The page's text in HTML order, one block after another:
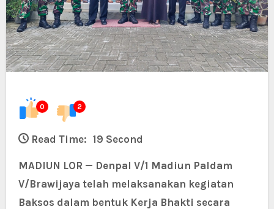
0 2
Read Time: 19 Second
MADIUN LOR — Denpal V/1 Madiun Paldam
V/Brawijaya telah melaksanakan kegiatan
Baksos dalam bentuk Kerja Bhakti secara